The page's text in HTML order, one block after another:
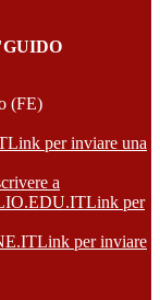
(FE)
Link per inviare una
a
Link per
Link per inviare